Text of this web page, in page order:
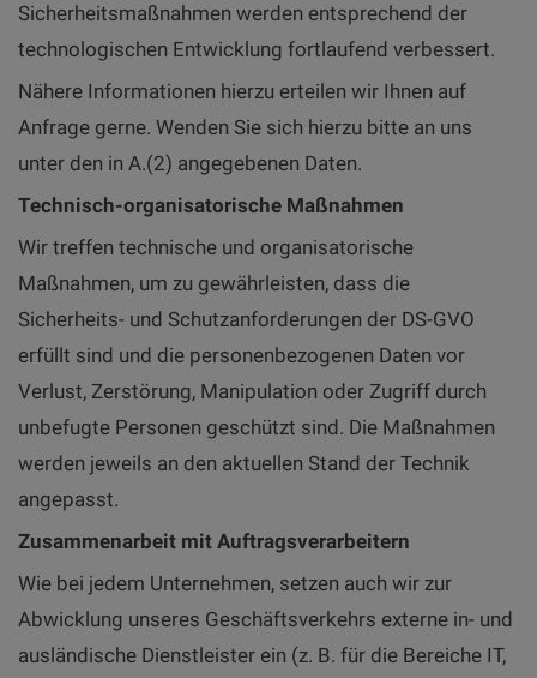
Sicherheitsmaßnahmen werden entsprechend der
technologischen Entwicklung fortlaufend verbessert.
Nähere Informationen hierzu erteilen wir Ihnen auf
Anfrage gerne. Wenden Sie sich hierzu bitte an uns
unter den in A.(2) angegebenen Daten.
Technisch-organisatorische Maßnahmen
Wir treffen technische und organisatorische
Maßnahmen, um zu gewährleisten, dass die
Sicherheits- und Schutzanforderungen der DS-GVO
erfüllt sind und die personenbezogenen Daten vor
Verlust, Zerstörung, Manipulation oder Zugriff durch
unbefugte Personen geschützt sind. Die Maßnahmen
werden jeweils an den aktuellen Stand der Technik
angepasst.
Zusammenarbeit mit Auftragsverarbeitern
Wie bei jedem Unternehmen, setzen auch wir zur
Abwicklung unseres Geschäftsverkehrs externe in- und
ausländische Dienstleister ein (z. B. für die Bereiche IT,